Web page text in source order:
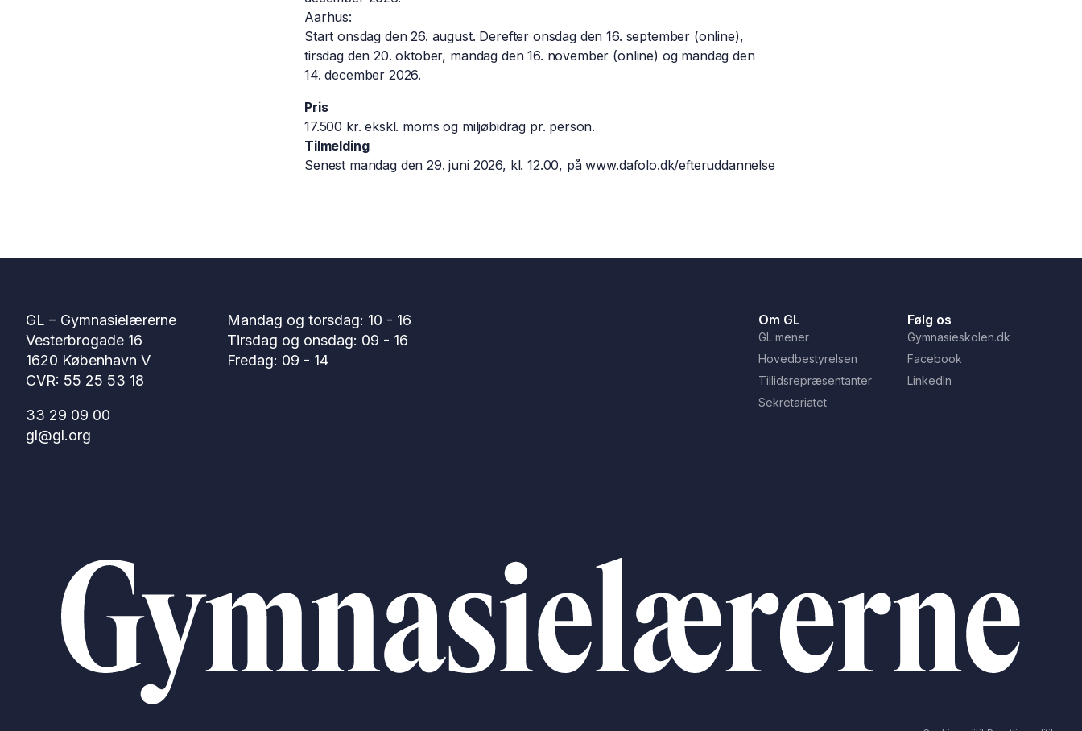
Aarhus:
Start onsdag den 26. august. Derefter onsdag den 16. september (online),
tirsdag den 20. oktober, mandag den 16. november (online) og mandag den
14. december 2026.
Pris
17.500 kr. ekskl. moms og miljø­bidrag pr. person.
Tilmelding
Senest mandag den 29. juni 2026, kl. 12.00, påwww.dafolo.dk/­efteruddannelse
GL – Gymnasielærerne
Vesterbrogade 16
1620 København V
CVR: 55 25 53 18
33 29 09 00
gl@gl.org
Mandag og torsdag: 10 - 16
Tirsdag og onsdag: 09 - 16
Fredag: 09 - 14
Om GL
GL mener
Hovedbestyrelsen
Tillidsrepræsentanter
Sekretariatet
Følg os
Gymnasieskolen.dk
Facebook
LinkedIn